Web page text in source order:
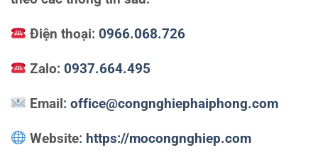
Điện thoại: 0966.068.726
Zalo: 0937.664.495
Email: office@congnghiephaiphong.com
Website: https://mocongnghiep.com